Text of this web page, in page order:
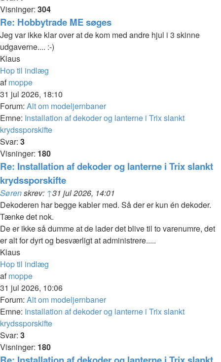
Visninger: 304
Re: Hobbytrade ME søges
Jeg var ikke klar over at de kom med andre hjul i 3 skinne
udgaverne.... :-)
Klaus
Hop til indlæg
afmoppe
31 jul 2026, 18:10
Forum: Alt om modeljernbaner
Emne: Installation af dekoder og lanterne i Trix slankt
krydssporskifte
Svar: 3
Visninger: 180
Re: Installation af dekoder og lanterne i Trix slankt
krydssporskifte
Sørenskrev: ↑31 jul 2026, 14:01
Dekoderen har begge kabler med. Så der er kun én dekoder.
Tænke det nok.
De er ikke så dumme at de lader det blive til to varenumre, det
er alt for dyrt og besværligt at administrere.....
Klaus
Hop til indlæg
afmoppe
31 jul 2026, 10:06
Forum: Alt om modeljernbaner
Emne: Installation af dekoder og lanterne i Trix slankt
krydssporskifte
Svar: 3
Visninger: 180